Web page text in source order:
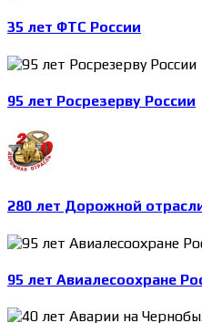
35 лет ФТС России
95 лет Росрезерву России
280 лет Дорожной
95 лет Авиалесоохране